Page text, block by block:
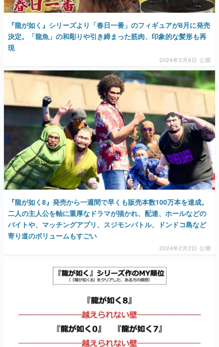
『龍が如く』シリーズより「春日一番」のフィギュアが8月に発売
決定。「龍魚」の和彫りや引き締まった筋肉、印象的な髪形も再
現
2024年2月6日 公開
『龍が如く8』発売から一週間で早くも販売本数100万本を達成。
二人の主人公を軸に重厚なドラマが描かれ、配達、ホールなどの
バイトや、マッチングアプリ、スジモンバトル、ドンドコ島など
寄り道のボリュームもすごい
2024年2月2日 公開